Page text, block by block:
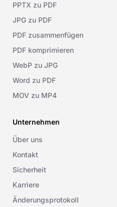
PPTX zu PDF
JPG zu PDF
PDF zusammenfügen
PDF komprimieren
WebP zu JPG
Word zu PDF
MOV zu MP4
Unternehmen
Über uns
Kontakt
Sicherheit
Karriere
Änderungsprotokoll